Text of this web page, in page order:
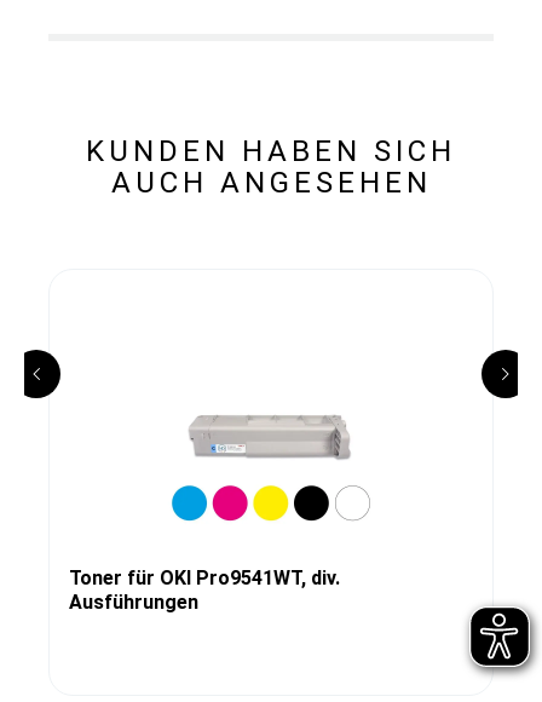
KUNDEN HABEN SICH
AUCH ANGESEHEN
Toner für OKI Pro9541WT, div.
Ausführungen